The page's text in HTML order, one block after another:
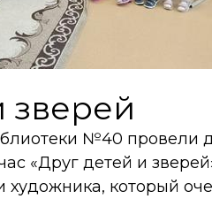
зверей
№40 провели
«Друг детей и
художника, который